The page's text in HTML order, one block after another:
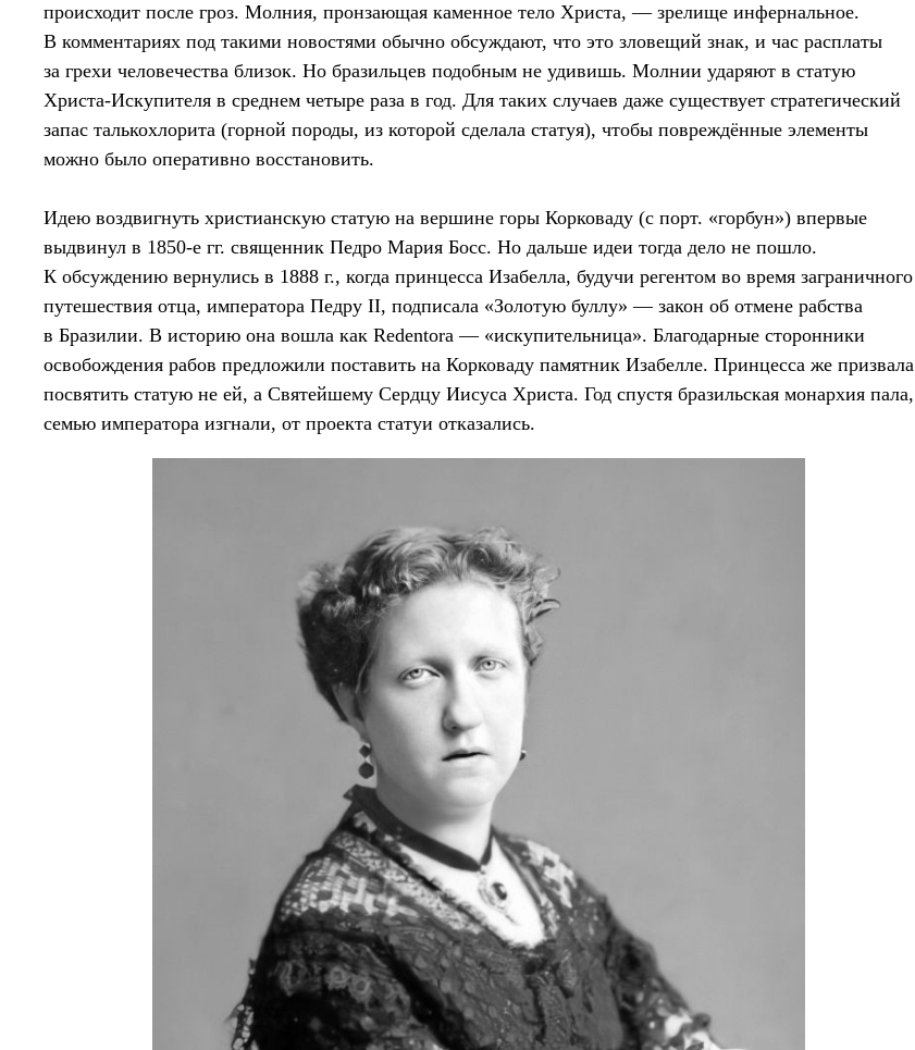
происходит после гроз. Молния, пронзающая каменное тело Христа, — зрелище инфернальное.
В комментариях под такими новостями обычно обсуждают, что это зловещий знак, и час расплаты
за грехи человечества близок. Но бразильцев подобным не удивишь. Молнии ударяют в статую
Христа-Искупителя в среднем четыре раза в год. Для таких случаев даже существует стратегический
запас талькохлорита (горной породы, из которой сделала статуя), чтобы повреждённые элементы
можно было оперативно восстановить.
Идею воздвигнуть христианскую статую на вершине горы Корковаду (с порт. «горбун») впервые
выдвинул в 1850-е гг. священник Педро Мария Босс. Но дальше идеи тогда дело не пошло.
К обсуждению вернулись в 1888 г., когда принцесса Изабелла, будучи регентом во время заграничного
путешествия отца, императора Педру II, подписала «Золотую буллу» — закон об отмене рабства
в Бразилии. В историю она вошла как Redentora — «искупительница». Благодарные сторонники
освобождения рабов предложили поставить на Корковаду памятник Изабелле. Принцесса же призвала
посвятить статую не ей, а Святейшему Сердцу Иисуса Христа. Год спустя бразильская монархия пала,
семью императора изгнали, от проекта статуи отказались.